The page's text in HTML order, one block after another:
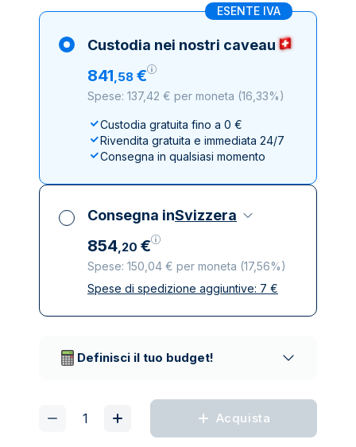
ESENTE IVA
Custodia nei nostri caveau
841,58 €
Spese: 137,42 € per moneta (16,33%)
Custodia gratuita fino a 0 €
Rivendita gratuita e immediata 24/7
Consegna in qualsiasi momento
Consegna inSvizzera
854,20 €
Spese: 150,04 € per moneta (17,56%)
Tutte le tasse incluse
Spese di spedizione aggiuntive: 7 €
Definisci il tuo budget!
Acquista